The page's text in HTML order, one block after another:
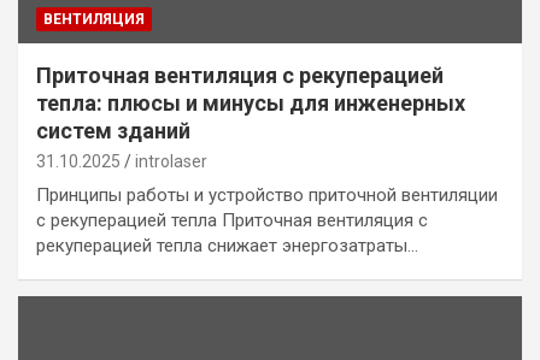
ВЕНТИЛЯЦИЯ
Приточная вентиляция с рекуперацией
тепла: плюсы и минусы для инженерных
систем зданий
31.10.2025 introlaser
Принципы работы и устройство приточной вентиляции
с рекуперацией тепла Приточная вентиляция с
рекуперацией тепла снижает энергозатраты…